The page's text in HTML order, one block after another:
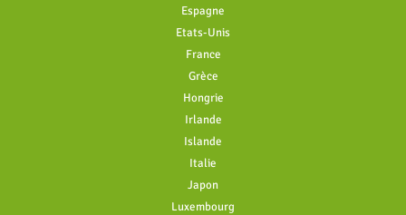
Espagne
Etats-Unis
France
Grèce
Hongrie
Irlande
Islande
Italie
Japon
Luxembourg